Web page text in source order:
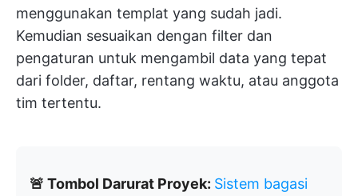
menggunakan templat yang sudah jadi.
Kemudian sesuaikan dengan filter dan
pengaturan untuk mengambil data yang tepat
dari folder, daftar, rentang waktu, atau anggota
tim tertentu.
🚨 Tombol Darurat Proyek: Sistem bagasi